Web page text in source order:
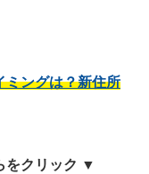
ミングは？新住所
をクリック ▼